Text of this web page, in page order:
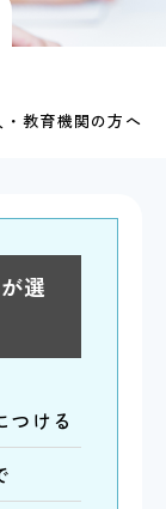
・教育機関の方へ
選
つける